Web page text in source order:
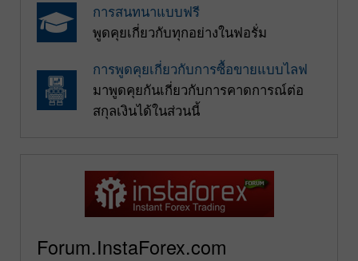
การสนทนาแบบฟรี
พูดคุยเกี่ยวกับทุกอย่างในฟอรั่ม
การพูดคุยเกี่ยวกับการซื้อขายแบบไลฟ
มาพูดคุยกันเกี่ยวกับการคาดการณ์ต่อ
สกุลเงินได้ในส่วนนี้
Forum.InstaForex.com